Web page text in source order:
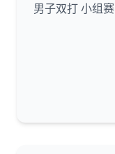
男子双打 小组赛